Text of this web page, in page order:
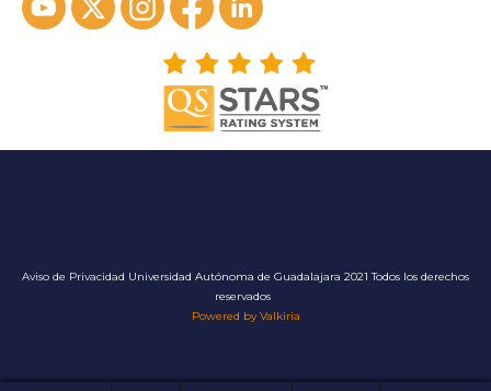
Aviso de Privacidad Universidad Autónoma de Guadalajara 2021 Todos los derechos
reservados
Powered by Valkiria